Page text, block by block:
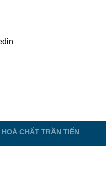
HOÁ CHẤT TRẦN TIẾN